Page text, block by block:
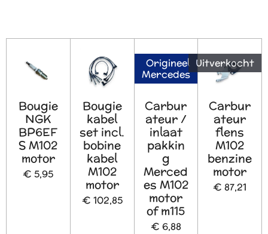
Bougie
NGK
BP6EF
S M102
motor
€ 5,95
Bougie
kabel
set incl.
bobine
kabel
M102
motor
€ 102,85
Origineel
Mercedes
Carbur
ateur /
inlaat
pakkin
g
Merced
es M102
motor
of m115
€ 6,88
Uitverkocht
Carbur
ateur
flens
M102
benzine
motor
€ 87,21